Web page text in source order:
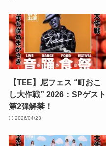
【TEE】尼フェス “町おこ
し大作戦” 2026：SPゲスト
第2弾解禁！
2026/04/23